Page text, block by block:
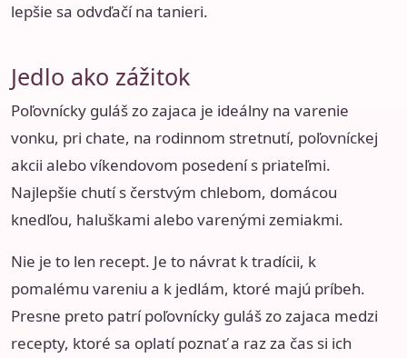
lepšie sa odvďačí na tanieri.
Jedlo ako zážitok
Poľovnícky guláš zo zajaca je ideálny na varenie
vonku, pri chate, na rodinnom stretnutí, poľovníckej
akcii alebo víkendovom posedení s priateľmi.
Najlepšie chutí s čerstvým chlebom, domácou
knedľou, haluškami alebo varenými zemiakmi.
Nie je to len recept. Je to návrat k tradícii, k
pomalému vareniu a k jedlám, ktoré majú príbeh.
Presne preto patrí poľovnícky guláš zo zajaca medzi
recepty, ktoré sa oplatí poznať a raz za čas si ich